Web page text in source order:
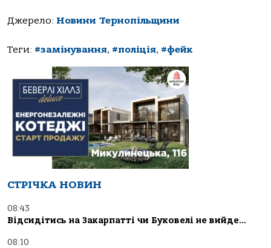
Джерело: Новини Тернопільщини
Теги: #замінування, #поліція, #фейк
СТРІЧКА НОВИН
08:43
Відсидітись на Закарпатті чи Буковелі не вийде…
08:10